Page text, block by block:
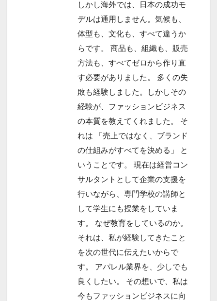
しかし海外では、日本の成功モ
デルは通用しません。気候も、
体型も、文化も、すべて違うか
らです。 商品も、組織も、販売
方法も、すべてゼロから作り直
す必要がありました。 多くの失
敗も経験しました。しかしその
経験が、ファッションビジネス
の本質を教えてくれました。 そ
れは 「売上ではなく、ブランド
の仕組みがすべてを決める」 と
いうことです。 現在は経営コン
サルタントとして企業の支援を
行いながら、専門学校の講師と
して学生にも授業をしていま
す。 なぜ教育をしているのか。
それは、私が経験してきたこと
を次の世代に伝えたいからで
す。 アパレル業界を、少しでも
良くしたい。 その想いで、私は
今もファッションビジネスに向